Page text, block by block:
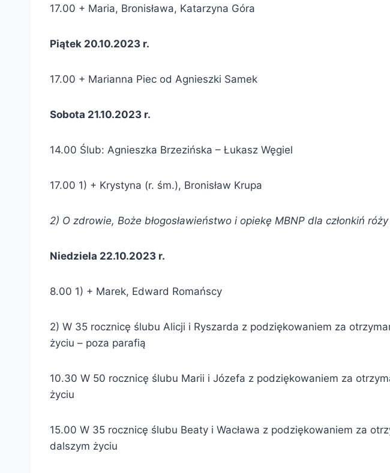
17.00 + Maria, Bronisława, Katarzyna Góra
Piątek 20.10.2023 r.
17.00 + Marianna Piec od Agnieszki Samek
Sobota 21.10.2023 r.
14.00 Ślub: Agnieszka Brzezińska – Łukasz Węgiel
17.00 1) + Krystyna (r. śm.), Bronisław Krupa
2) O zdrowie, Boże błogosławieństwo i opiekę MBNP dla członkiń
Niedziela 22.10.2023 r.
8.00 1) + Marek, Edward Romańscy
2) W 35 rocznicę ślubu Alicji i Ryszarda z podziękowaniem za
życiu – poza parafią
10.30 W 50 rocznicę ślubu Marii i Józefa z podziękowaniem za
życiu
15.00 W 35 rocznicę ślubu Beaty i Wacława z podziękowaniem za
dalszym życiu